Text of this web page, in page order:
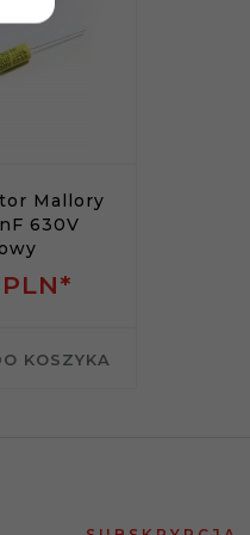
Mallory
630V
PLN*
KOSZYKA